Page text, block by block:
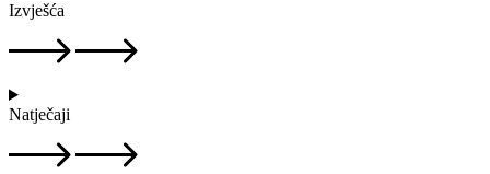
Izvješća
Natječaji